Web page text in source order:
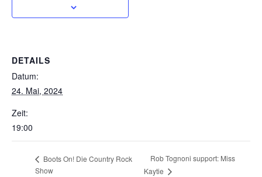
DETAILS
Datum:
24. Mai, 2024
Zeit:
19:00
Boots On! Die Country Rock
Show
Rob Tognoni support: Miss
Kaytie